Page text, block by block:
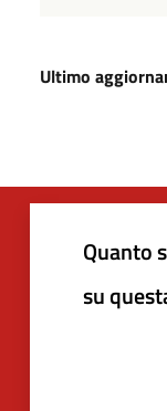
Ultimo
Quanto
su